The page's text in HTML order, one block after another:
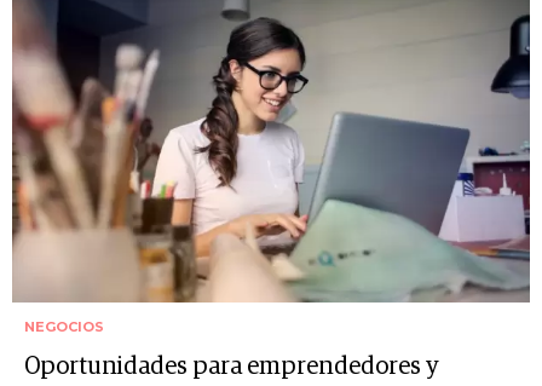
NEGOCIOS
Oportunidades para emprendedores y